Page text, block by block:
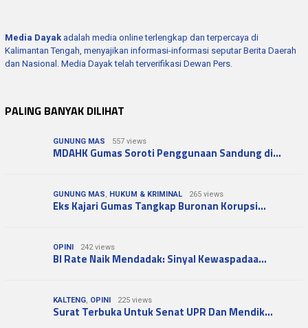
Media Dayak adalah media online terlengkap dan terpercaya di
Kalimantan Tengah, menyajikan informasi-informasi seputar Berita Daerah
dan Nasional. Media Dayak telah terverifikasi Dewan Pers.
PALING BANYAK DILIHAT
GUNUNG MAS 557 views
MDAHK Gumas Soroti Penggunaan Sandung di…
GUNUNG MAS HUKUM & KRIMINAL 265 views
Eks Kajari Gumas Tangkap Buronan Korupsi…
OPINI 242 views
BI Rate Naik Mendadak: Sinyal Kewaspadaa…
KALTENG OPINI 225 views
Surat Terbuka Untuk Senat UPR Dan Mendik…